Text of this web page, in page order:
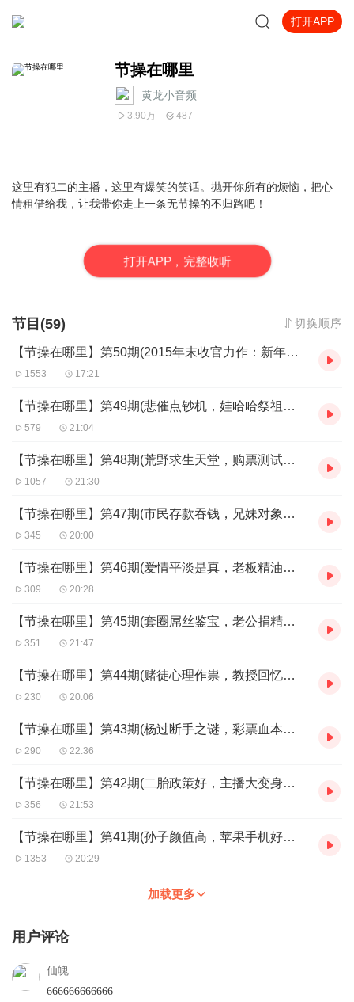
打开APP
节操在哪里
黄龙小音频
3.90万 487
这里有犯二的主播，这里有爆笑的笑话。抛开你所有的烦恼，把心
情租借给我，让我带你走上一条无节操的不归路吧！
打开APP，完整收听
节目(59) 切换顺序
【节操在哪里】第50期(2015年末收官力作：新年快乐，明年见！)
1553 17:21
【节操在哪里】第49期(悲催点钞机，娃哈哈祭祖，治结石，愚公请蛇妖！)
579 21:04
【节操在哪里】第48期(荒野求生天堂，购票测试智商，上天给的礼物，怕鬼不怕色狼。)
1057 21:30
【节操在哪里】第47期(市民存款吞钱，兄妹对象猎奇,青年求婚坠崖,孩子要吃比瓜。)
345 20:00
【节操在哪里】第46期(爱情平淡是真，老板精油肥臀，寻觅神袜攻击高，家穷狗斗全村)
309 20:28
【节操在哪里】第45期(套圈屌丝鉴宝，老公捐精买房，国产水泥女人，单身狗变孤狼！)
351 21:47
【节操在哪里】第44期(赌徒心理作祟，教授回忆断腿，老娘跟你翻脸，佛祖保佑平安。)
230 20:06
【节操在哪里】第43期(杨过断手之谜，彩票血本无归，李白奋斗之情，大吊车显神威。)
290 22:36
【节操在哪里】第42期(二胎政策好，主播大变身，白子画嫌弃花千骨，母牛长有小丁丁。)
356 21:53
【节操在哪里】第41期(孙子颜值高，苹果手机好，青岛大虾贵，小伙错失诺贝尔奖)
1353 20:29
加载更多
用户评论
仙魄
666666666666